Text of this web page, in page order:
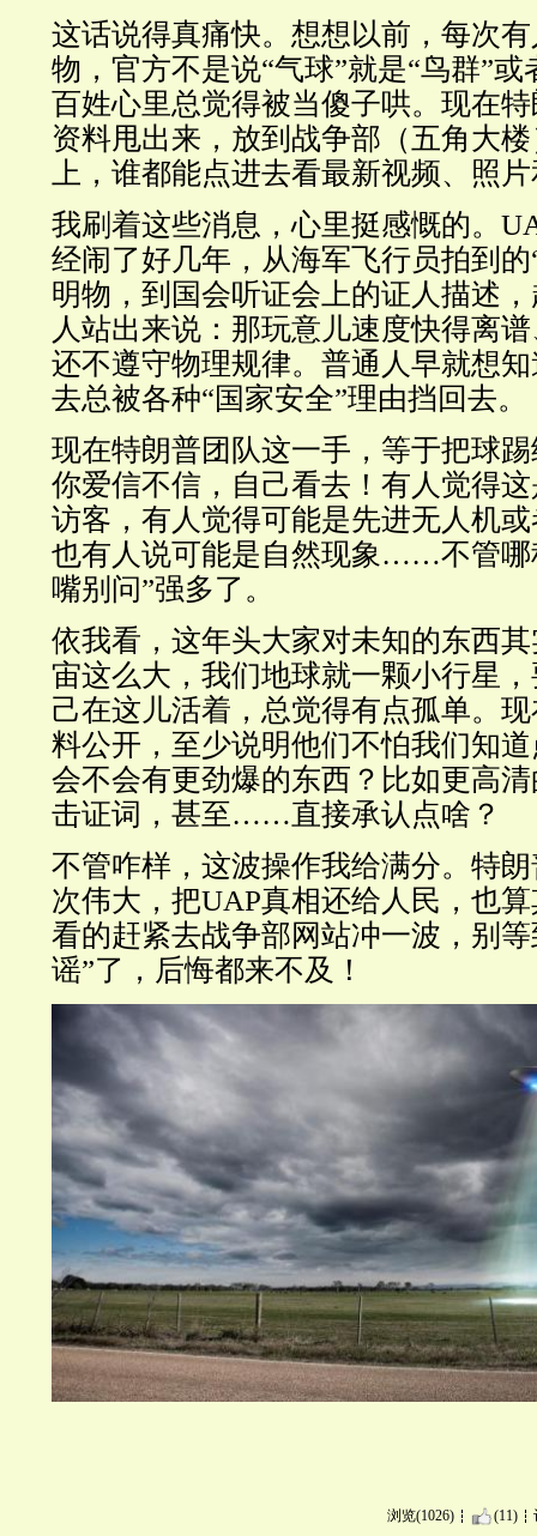
这话说得真痛快。想想以前，每次
物，官方不是说“气球”就是“鸟群”或
百姓心里总觉得被当傻子哄。现在
资料甩出来，放到战争部（五角大
上，谁都能点进去看最新视频、照
我刷着这些消息，心里挺感慨的。
经闹了好几年，从海军飞行员拍到的
明物，到国会听证会上的证人描述
人站出来说：那玩意儿速度快得离
还不遵守物理规律。普通人早就想
去总被各种“国家安全”理由挡回去。
现在特朗普团队这一手，等于把球
你爱信不信，自己看去！有人觉得
访客，有人觉得可能是先进无人机
也有人说可能是自然现象……不管哪
嘴别问”强多了。
依我看，这年头大家对未知的东西
宙这么大，我们地球就一颗小行星
己在这儿活着，总觉得有点孤单。
料公开，至少说明他们不怕我们知
会不会有更劲爆的东西？比如更高
击证词，甚至……直接承认点啥？
不管咋样，这波操作我给满分。特
次伟大，把UAP真相还给人民，也
看的赶紧去战争部网站冲一波，别
谣”了，后悔都来不及！
浏览(1026) (11)